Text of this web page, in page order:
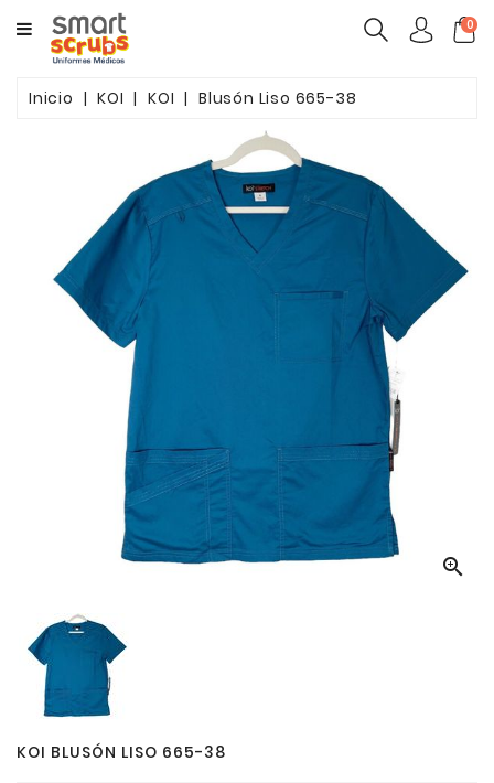
CATEGORY
TOONIFORMS
COMPLEMENTOS
0
Inicio KOI KOI Blusón Liso 665-38

KOI BLUSÓN LISO 665-38